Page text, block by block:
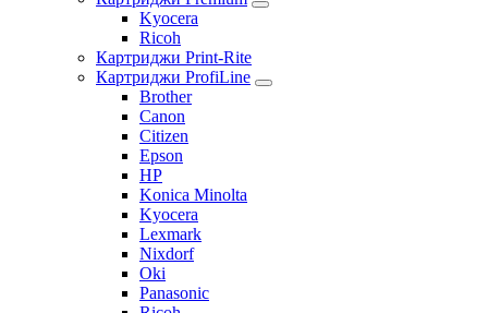
Kyocera
Ricoh
Картриджи Print-Rite
Картриджи ProfiLine
Brother
Canon
Citizen
Epson
HP
Konica Minolta
Kyocera
Lexmark
Nixdorf
Oki
Panasonic